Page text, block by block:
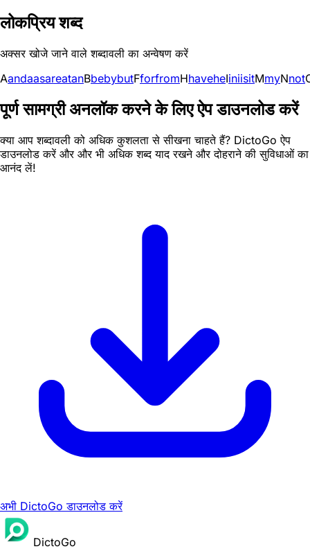
लोकप्रिय शब्द
अक्सर खोजे जाने वाले शब्दावली का अन्वेषण करें
AandaasareatanBbebybutFforfromHhaveheIiniisitMmyNnot
पूर्ण सामग्री अनलॉक करने के लिए ऐप डाउनलोड करें
क्या आप शब्दावली को अधिक कुशलता से सीखना चाहते हैं? DictoGo ऐप
डाउनलोड करें और और भी अधिक शब्द याद रखने और दोहराने की सुविधाओं का
आनंद लें!
अभी DictoGo डाउनलोड करें
DictoGo